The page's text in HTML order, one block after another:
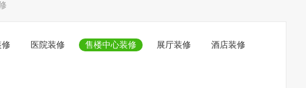
修 医院装修 售楼中心装修 展厅装修 酒店装修